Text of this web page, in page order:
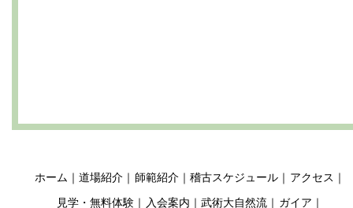
ホーム 道場紹介 師範紹介 稽古スケジュール
アクセス
見学・無料体験
入会案内 武術大自然流 ガイア